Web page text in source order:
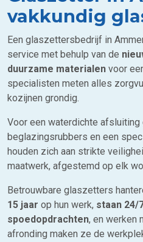
vakkundig
Een glaszettersbedrijf in
service met behulp van de
duurzame materialen voor
specialisten meten alles
kozijnen grondig.
Voor een waterdichte
beglazingsrubbers en een
houden zich aan strikte
maatwerk, afgestemd op elk
Betrouwbare glaszetters
15 jaar op hun werk, staan 24/
spoedopdrachten, en werken
afronding maken ze de